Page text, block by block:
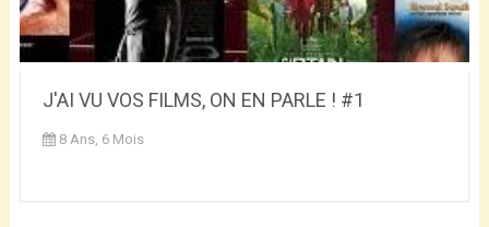
J'AI VU VOS FILMS, ON EN PARLE ! #1
8 Ans, 6 Mois